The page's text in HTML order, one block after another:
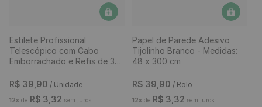
Estilete Profissional
Telescópico com Cabo
Emborrachado e Refis de 3
R$ 39 90 / Unidade
12x de R$ 3 32 sem juros
Papel de Parede Adesivo
Tijolinho Branco - Medidas:
48 x 300 cm
R$ 39 90 / Rolo
12x de R$ 3 32 sem juros